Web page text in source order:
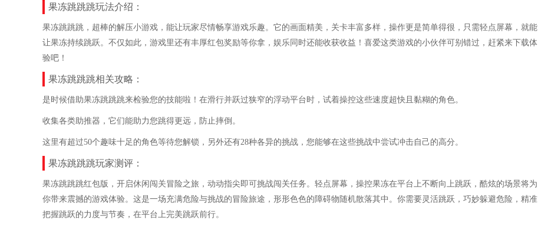
果冻跳跳跳玩法介绍：
果冻跳跳跳，超棒的解压小游戏，能让玩家尽情畅享游戏乐趣。它的画面精美，关卡丰富多样，操作更是简单得很，只需轻点屏幕，就能
让果冻持续跳跃。不仅如此，游戏里还有丰厚红包奖励等你拿，娱乐同时还能收获收益！喜爱这类游戏的小伙伴可别错过，赶紧来下载体
验吧！
果冻跳跳跳相关攻略：
是时候借助果冻跳跳跳来检验您的技能啦！在滑行并跃过狭窄的浮动平台时，试着操控这些速度超快且黏糊的角色。
收集各类助推器，它们能助力您跳得更远，防止摔倒。
这里有超过50个趣味十足的角色等待您解锁，另外还有28种各异的挑战，您能够在这些挑战中尝试冲击自己的高分。
果冻跳跳跳玩家测评：
果冻跳跳跳红包版，开启休闲闯关冒险之旅，动动指尖即可挑战闯关任务。轻点屏幕，操控果冻在平台上不断向上跳跃，酷炫的场景将为
你带来震撼的游戏体验。这是一场充满危险与挑战的冒险旅途，形形色色的障碍物随机散落其中。你需要灵活跳跃，巧妙躲避危险，精准
把握跳跃的力度与节奏，在平台上完美跳跃前行。